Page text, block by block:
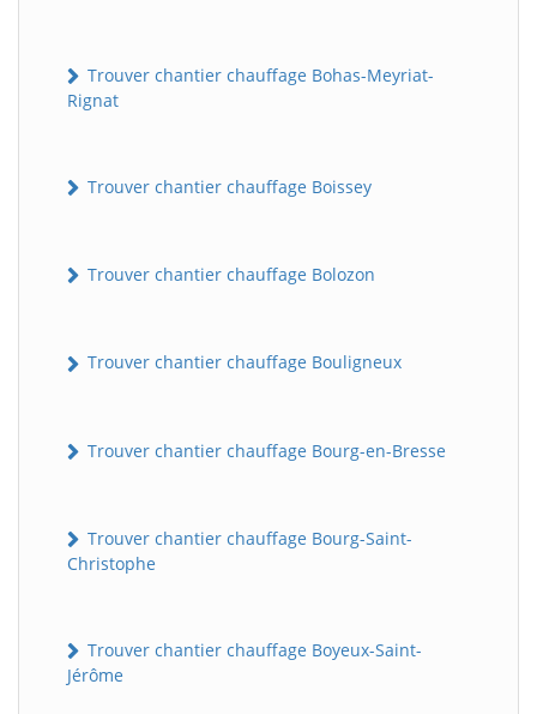
Trouver chantier chauffage Bohas-Meyriat-
Rignat
Trouver chantier chauffage Boissey
Trouver chantier chauffage Bolozon
Trouver chantier chauffage Bouligneux
Trouver chantier chauffage Bourg-en-Bresse
Trouver chantier chauffage Bourg-Saint-
Christophe
Trouver chantier chauffage Boyeux-Saint-
Jérôme